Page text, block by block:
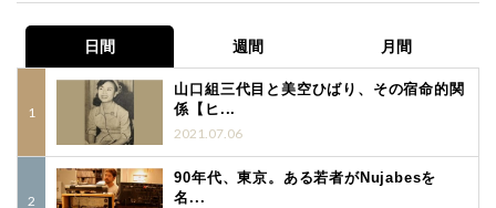
日間 週間 月間
山口組三代目と美空ひばり、その宿命的関
係【ヒ...
2021.07.06
90年代、東京。ある若者がNujabesを
名...